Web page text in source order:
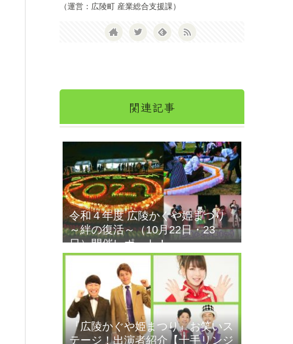
（運営：広陵町 産業総合支援課）
関連記事
令和４年度 広陵かぐや姫まつり
～絆の復活～（10月22日・23
日）開催レポート！
『広陵かぐや姫まつり』お笑いス
テージ！出演者紹介【十手リンジ